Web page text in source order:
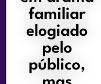
familiar
elogiado
pelo
público,